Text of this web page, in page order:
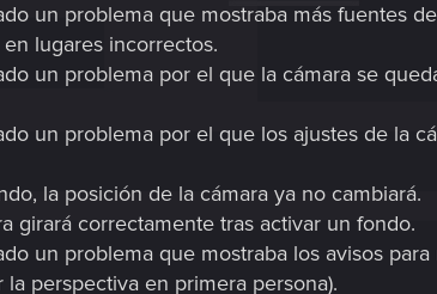
un problema que mostraba más fuentes
lugares incorrectos.
un problema por el que la cámara se
un problema por el que los ajustes de la
la posición de la cámara ya no cambiará.
girará correctamente tras activar un fondo.
un problema que mostraba los avisos
la perspectiva en primera persona).